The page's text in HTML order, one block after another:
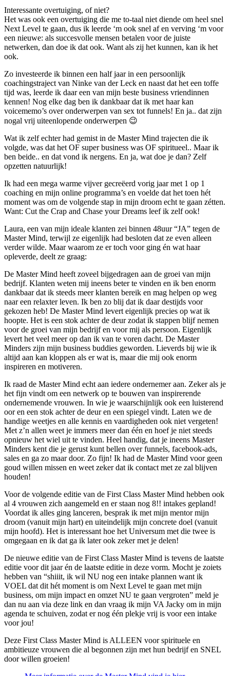
Interessante overtuiging, of niet?
Het was ook een overtuiging die me to-taal niet diende om heel snel
Next Level te gaan, dus ik leerde ‘m ook snel af en verving ‘m voor
een nieuwe: als succesvolle mensen betalen voor de juiste
netwerken, dan doe ik dat ook. Want als zij het kunnen, kan ik het
ook.
Zo investeerde ik binnen een half jaar in een persoonlijk
coachingstraject van Ninke van der Leck en naast dat het een toffe
tijd was, leerde ik daar een van mijn beste business vriendinnen
kennen! Nog elke dag ben ik dankbaar dat ik met haar kan
voicememo’s over onderwerpen van sex tot funnels! En ja.. dat zijn
nogal vrij uiteenlopende onderwerpen 😉
Wat ik zelf echter had gemist in de Master Mind trajecten die ik
volgde, was dat het OF super business was OF spiritueel.. Maar ik
ben beide.. en dat vond ik nergens. En ja, wat doe je dan? Zelf
opzetten natuurlijk!
Ik had een mega warme vijver gecreëerd vorig jaar met 1 op 1
coaching en mijn online programma’s en voelde dat het toen hét
moment was om de volgende stap in mijn droom echt te gaan zétten.
Want: Cut the Crap and Chase your Dreams leef ik zelf ook!
Laura, een van mijn ideale klanten zei binnen 48uur “JA” tegen de
Master Mind, terwijl ze eigenlijk had besloten dat ze even alleen
verder wilde. Maar waarom ze er toch voor ging én wat haar
opleverde, deelt ze graag:
De Master Mind heeft zoveel bijgedragen aan de groei van mijn
bedrijf. Klanten weten mij ineens beter te vinden en ik ben enorm
dankbaar dat ik steeds meer klanten bereik en mag helpen op weg
naar een relaxter leven. Ik ben zo blij dat ik daar destijds voor
gekozen heb! De Master Mind levert eigenlijk precies op wat ik
hoopte. Het is een stok achter de deur zodat ik stappen blijf nemen
voor de groei van mijn bedrijf en voor mij als persoon. Eigenlijk
levert het veel meer op dan ik van te voren dacht. De Master
Minders zijn mijn business buddies geworden. Lieverds bij wie ik
altijd aan kan kloppen als er wat is, maar die mij ook enorm
inspireren en motiveren.
Ik raad de Master Mind echt aan iedere ondernemer aan. Zeker als je
het fijn vindt om een netwerk op te bouwen van inspirerende
ondernemende vrouwen. In wie je waarschijnlijk ook een luisterend
oor en een stok achter de deur en een spiegel vindt. Laten we de
handige weetjes en alle kennis en vaardigheden ook niet vergeten!
Met z’n allen weet je immers meer dan één en hoef je niet steeds
opnieuw het wiel uit te vinden. Heel handig, dat je ineens Master
Minders kent die je gerust kunt bellen over funnels, facebook-ads,
sales en ga zo maar door. Zo fijn! Ik had de Master Mind voor geen
goud willen missen en weet zeker dat ik contact met ze zal blijven
houden!
Voor de volgende editie van de First Class Master Mind hebben ook
al 4 vrouwen zich aangemeld en er staan nog 8!! intakes gepland!
Voordat ik alles ging lanceren, besprak ik met mijn mentor mijn
droom (vanuit mijn hart) en uiteindelijk mijn concrete doel (vanuit
mijn hoofd). Het is interessant hoe het Universum met die twee is
omgegaan en ik dat ga ik later ook zeker met je delen!
De nieuwe editie van de First Class Master Mind is tevens de laatste
editie voor dit jaar én de laatste editie in deze vorm. Mocht je zoiets
hebben van “shiiit, ik wil NU nog een intake plannen want ik
VOEL dat dit hét moment is om Next Level te gaan met mijn
business, om mijn impact en omzet NU te gaan vergroten” meld je
dan nu aan via deze link en dan vraag ik mijn VA Jacky om in mijn
agenda te schuiven, zodat er nog één plekje vrij is voor een intake
voor jou!
Deze First Class Master Mind is ALLEEN voor spirituele en
ambitieuze vrouwen die al begonnen zijn met hun bedrijf en SNEL
door willen groeien!